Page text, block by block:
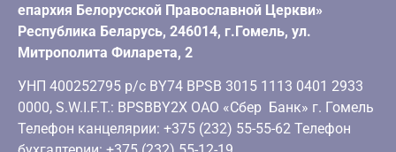
епархия Белорусской Православной Церкви»
Республика Беларусь, 246014, г.Гомель, ул.
Митрополита Филарета, 2
УНП 400252795 р/с BY74 BPSB 3015 1113 0401 2933
0000, S.W.I.F.T.: BPSBBY2X ОАО «Сбер Банк» г. Гомель
Телефон канцелярии: +375 (232) 55-55-62 Телефон